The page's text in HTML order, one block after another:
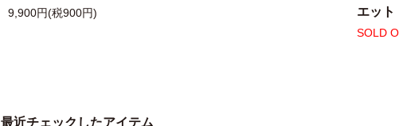
9,900円(税900円)
エット
SOLD
最近チェックしたアイテム